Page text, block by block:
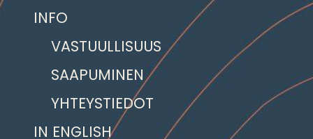
INFO
VASTUULLISUUS
SAAPUMINEN
YHTEYSTIEDOT
IN ENGLISH